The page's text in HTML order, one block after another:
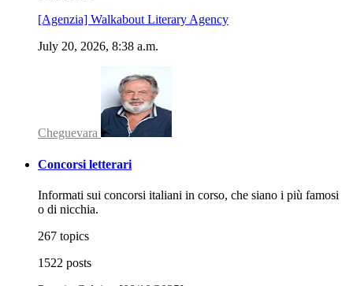
[Agenzia] Walkabout Literary Agency
July 20, 2026, 8:38 a.m.
Cheguevara
Concorsi letterari
Informati sui concorsi italiani in corso, che siano i più famosi
o di nicchia.
267 topics
1522 posts